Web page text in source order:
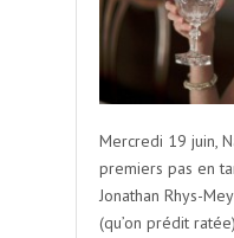
Mercredi 19 juin,
premiers pas en
Jonathan Rhys-
(qu’on prédit